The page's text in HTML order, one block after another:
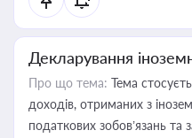
Декларування
Про що тема: Тема
доходів, отриманих з
податкових зобов’язань та